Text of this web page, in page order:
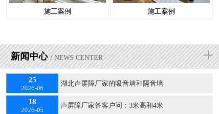
施工案例 施工案例
新闻中心 / NEWS CENTER +
25
2026-06
湖北声屏障厂家的吸音墙和隔音墙
18
2026-05
声屏障厂家答客户问：3米高和4米